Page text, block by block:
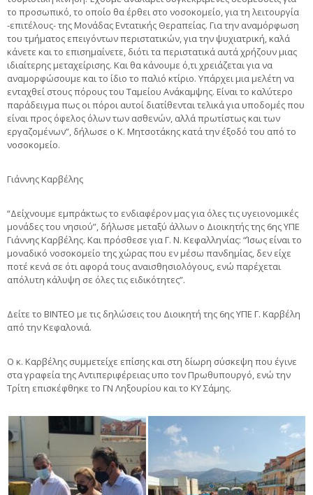
το προσωπικό, το οποίο θα έρθει στο νοσοκομείο, για τη λειτουργία
-επιτέλους- της Μονάδας Εντατικής Θεραπείας. Για την αναμόρφωση
του τμήματος επειγόντων περιστατικών, για την ψυχιατρική, καλά
κάνετε και το επισημαίνετε, διότι τα περιστατικά αυτά χρήζουν μιας
ιδιαίτερης μεταχείρισης. Και θα κάνουμε ό,τι χρειάζεται για να
αναμορφώσουμε και το ίδιο το παλιό κτίριο. Υπάρχει μια μελέτη να
ενταχθεί στους πόρους του Ταμείου Ανάκαμψης. Είναι το καλύτερο
παράδειγμα πως οι πόροι αυτοί διατίθενται τελικά για υποδομές που
είναι προς όφελος όλων των ασθενών, αλλά πρωτίστως και των
εργαζομένων”, δήλωσε ο Κ. Μητσοτάκης κατά την έξοδό του από το
νοσοκομείο.
Γιάννης Καρβέλης
“Δείχνουμε εμπράκτως το ενδιαφέρον μας για όλες τις υγειονομικές
μονάδες του νησιού”, δήλωσε μεταξύ άλλων ο Διοικητής της 6ης ΥΠΕ
Γιάννης Καρβέλης. Και πρόσθεσε για Γ. Ν. Κεφαλληνίας: “Ίσως είναι το
μοναδικό νοσοκομείο της χώρας που εν μέσω πανδημίας, δεν είχε
ποτέ κενά σε ότι αφορά τους αναισθησιολόγους, ενώ παρέχεται
απόλυτη κάλυψη σε όλες τις ειδικότητες”.
Δείτε το ΒΙΝΤΕΟ με τις δηλώσεις του Διοικητή της 6ης ΥΠΕ Γ. Καρβέλη
από την Κεφαλονιά.
Ο κ. Καρβέλης συμμετείχε επίσης και στη δίωρη σύσκεψη που έγινε
στα γραφεία της Αντιπεριφέρειας υπο τον Πρωθυπουργό, ενώ την
Τρίτη επισκέφθηκε το ΓΝ Ληξουρίου και το ΚΥ Σάμης.